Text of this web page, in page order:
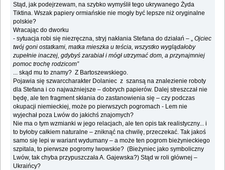
Stąd, jak podejrzewam, na szybko wymyślił tego ukrywanego Żyda
Tiktina. Wszak papiery ormiańskie nie mogły być lepsze niż oryginalne
polskie?
Wracając do dworku
- sytuacja robi się niezręczna, stryj nakłania Stefana do działań – „
Ojciec
twój goni ostatkami, matka mieszka u teścia, wszystko wyglądałoby
zupełnie inaczej, gdybyś zarabiał i mógł utrzymać dom, a przynajmniej
pomoc trochę rodzicom”
... skąd mu to znamy? Z Bartoszewskiego.
Pojawia się szwarccharakter Dolaniec z szansą na znalezienie roboty
dla Stefana i co najważniejsze – dobrych papierów. Dalej streszczał nie
będę, ale ten fragment skłania do zastanowienia się – czy podczas
okupacji niemieckiej, może po pierwszych pogromach - Lem nie
wyjechał poza Lwów do jakichś znajomych?
Nie ma o tym wzmianki w jego relacjach, ale ten opis tak realistyczny... i
to byłoby całkiem naturalne – zniknąć na chwilę, przeczekać. Tak jakoś
samo się lepi w wariant wydumany – a może ten pogrom bieżynieckiego
szpitala, to pierwsze pogromy lwowskie? (Bieżyniec jako symboliczny
Lwów, tak chyba przypuszczała A. Gajewska?) Stąd w roli głównej –
Ukraińcy?